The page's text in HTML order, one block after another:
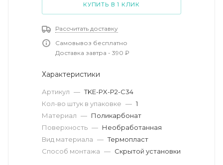
КУПИТЬ В 1 КЛИК
Рассчитать доставку
Самовывоз бесплатно
Доставка завтра - 390 ₽
Характеристики
Артикул — TKE-PX-P2-C34
Кол-во штук в упаковке — 1
Материал — Поликарбонат
Поверхность — Необработанная
Вид материала — Термопласт
Способ монтажа — Скрытой установки